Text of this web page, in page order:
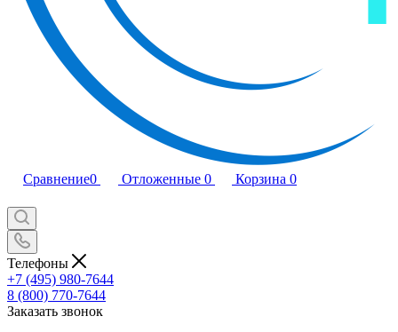
Сравнение0 Отложенные 0 Корзина 0
Телефоны
+7 (495) 980-7644
8 (800) 770-7644
Заказать звонок